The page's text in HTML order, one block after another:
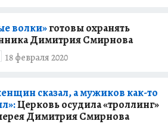
волки»готовы охранять
Димитрия Смирнова
18 февраля 2020
сказал, а мужиков как-то
Церковь осудила «троллинг»
Димитрия Смирнова